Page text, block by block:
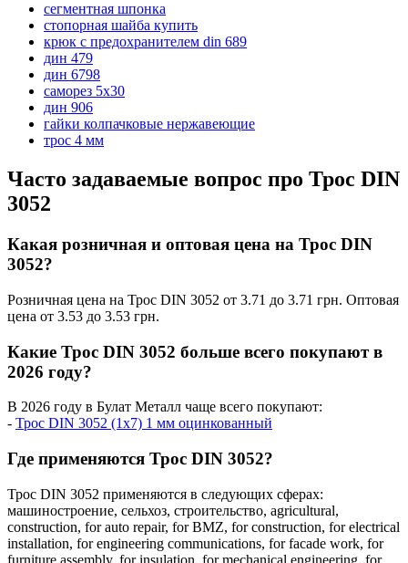
сегментная шпонка
стопорная шайба купить
крюк с предохранителем din 689
дин 479
дин 6798
саморез 5х30
дин 906
гайки колпачковые нержавеющие
трос 4 мм
Часто задаваемые вопрос про Трос DIN
3052
Какая розничная и оптовая цена на Трос DIN
3052?
Розничная цена на Трос DIN 3052 от 3.71 до 3.71 грн. Оптовая
цена от 3.53 до 3.53 грн.
Какие Трос DIN 3052 больше всего покупают в
2026 году?
В 2026 году в Булат Металл чаще всего покупают:
- Трос DIN 3052 (1x7) 1 мм оцинкованный
Где применяются Трос DIN 3052?
Трос DIN 3052 применяются в следующих сферах:
машиностроение, сельхоз, строительство, agricultural,
construction, for auto repair, for BMZ, for construction, for electrical
installation, for engineering communications, for facade work, for
furniture assembly, for insulation, for mechanical engineering, for